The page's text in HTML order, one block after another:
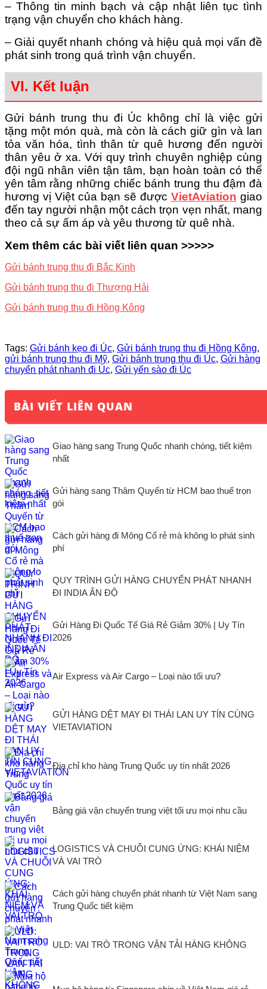
– Thông tin minh bạch và cập nhật liên tục tình
trạng vận chuyển cho khách hàng.
– Giải quyết nhanh chóng và hiệu quả mọi vấn đề
phát sinh trong quá trình vận chuyển.
VI. Kết luận
Gửi bánh trung thu đi Úc không chỉ là việc gửi
tặng một món quà, mà còn là cách giữ gìn và lan
tỏa văn hóa, tình thân từ quê hương đến người
thân yêu ở xa. Với quy trình chuyên nghiệp cùng
đội ngũ nhân viên tận tâm, bạn hoàn toàn có thể
yên tâm rằng những chiếc bánh trung thu đậm đà
hương vị Việt của bạn sẽ được VietAviation giao
đến tay người nhận một cách trọn vẹn nhất, mang
theo cả sự ấm áp và yêu thương từ quê nhà.
Xem thêm các bài viết liên quan >>>>>
Gửi bánh trung thu đi Bắc Kinh
Gửi bánh trung thu đi Thượng Hải
Gửi bánh trung thu đi Hồng Kông
Tags: Gửi bánh kẹo đi Úc, Gửi bánh trung thu đi Hồng Kông,
gửi bánh trung thu đi Mỹ, Gửi bánh trung thu đi Úc, Gửi hàng
chuyển phát nhanh đi Úc, Gửi yến sào đi Úc
BÀI VIẾT LIÊN QUAN
Giao hàng sang Trung Quốc nhanh chóng, tiết kiệm
nhất
Gửi hàng sang Thâm Quyến từ HCM bao thuế trọn
gói
Cách gửi hàng đi Mông Cổ rẻ mà không lo phát sinh
phí
QUY TRÌNH GỬI HÀNG CHUYỂN PHÁT NHANH
ĐI INDIA ẤN ĐỘ
Gửi Hàng Đi Quốc Tế Giá Rẻ Giảm 30% | Uy Tín
2026
Air Express và Air Cargo – Loại nào tối ưu?
GỬI HÀNG DỆT MAY ĐI THÁI LAN UY TÍN CÙNG
VIETAVIATION
Địa chỉ kho hàng Trung Quốc uy tín nhất 2026
Bảng giá vận chuyển trung việt tối ưu mọi nhu cầu
LOGISTICS VÀ CHUỖI CUNG ỨNG: KHÁI NIỆM
VÀ VAI TRÒ
Cách gửi hàng chuyển phát nhanh từ Việt Nam sang
Trung Quốc tiết kiệm
ULD: VAI TRÒ TRONG VẬN TẢI HÀNG KHÔNG